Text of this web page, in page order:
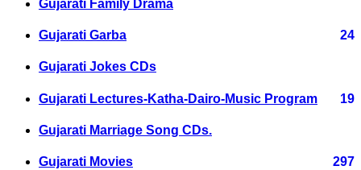
Gujarati Family Drama
Gujarati Garba 24
Gujarati Jokes CDs
Gujarati Lectures-Katha-Dairo-Music Program 19
Gujarati Marriage Song CDs.
Gujarati Movies 297